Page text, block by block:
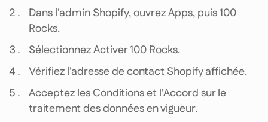
Dans l'admin Shopify, ouvrez Apps, puis 100
Rocks.
Sélectionnez Activer 100 Rocks.
Vérifiez l'adresse de contact Shopify affichée.
Acceptez les Conditions et l'Accord sur le
traitement des données en vigueur.